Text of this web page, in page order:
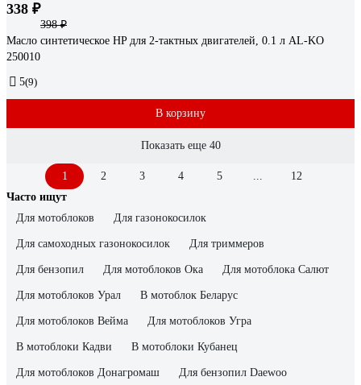
338 ₽
398 ₽
Масло синтетическое HP для 2-тактных двигателей, 0.1 л AL-KO
250010
5(9)
В корзину
Показать еще 40
1 2 3 4 5 ...
12
Часто ищут
Для мотоблоков
Для газонокосилок
Для самоходных газонокосилок Для триммеров
Для бензопил Для мотоблоков Ока Для мотоблока Салют
Для мотоблоков Урал В мотоблок Беларус
Для мотоблоков Вейма Для мотоблоков Угра
В мотоблоки Кадви В мотоблоки Кубанец
Для мотоблоков Донагромаш Для бензопил Daewoo